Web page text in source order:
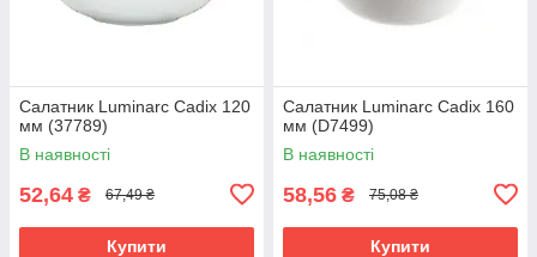
Салатник Luminarc Cadix 120
мм (37789)
В наявності
52,64 ₴ 67,49 ₴
Купити
Салатник Luminarc Cadix 160
мм (D7499)
В наявності
58,56 ₴ 75,08 ₴
Купити